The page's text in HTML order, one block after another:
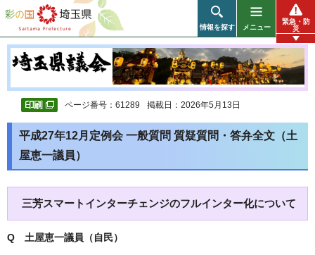
彩の国 埼玉県
情報を探す メニュー
緊急・防
災
ページ番号：61289 掲載日：2026年5月13日
平成27年12月定例会 一般質問 質疑質問・答弁全文（土
屋恵一議員）
三芳スマートインターチェンジのフルインター化について
Q 土屋恵一議員（自民）